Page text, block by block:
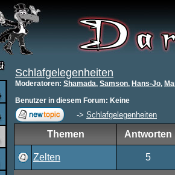
Schlafgelegenheiten
Moderatoren: Shamada, Samson, Hans-Jo,
Benutzer in diesem Forum: Keine
-> Schlafgelegenheiten
Themen Antworten
Zelten 5